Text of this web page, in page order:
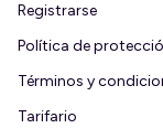
Registrarse
Política de
Términos y
Tarifario